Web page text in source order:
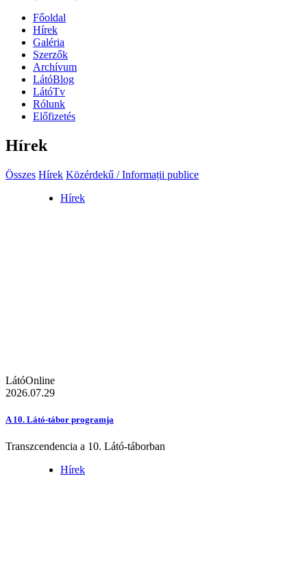
Főoldal
Hírek
Galéria
Szerzők
Archívum
LátóBlog
LátóTv
Rólunk
Előfizetés
Hírek
Összes Hírek Közérdekű / Informații publice
Hírek
LátóOnline
2026.07.29
A 10. Látó-tábor programja
Transzcendencia a 10. Látó-táborban
Hírek